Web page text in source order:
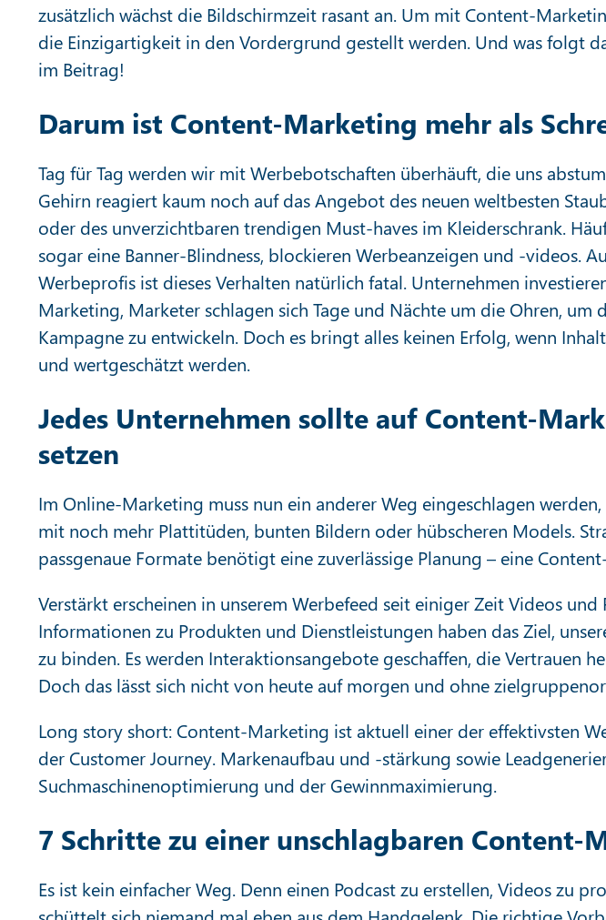
zusätzlich wächst die Bildschirmzeit rasant an. Um mit Content-
die Einzigartigkeit in den Vordergrund gestellt werden. Und was folgt
im Beitrag!
Darum ist Content-Marketing mehr als
Tag für Tag werden wir mit Werbebotschaften überhäuft, die uns
Gehirn reagiert kaum noch auf das Angebot des neuen weltbesten
oder des unverzichtbaren trendigen Must-haves im Kleiderschrank.
sogar eine Banner-Blindness, blockieren Werbeanzeigen und -videos.
Werbeprofis ist dieses Verhalten natürlich fatal. Unternehmen
Marketing, Marketer schlagen sich Tage und Nächte um die Ohren, um
Kampagne zu entwickeln. Doch es bringt alles keinen Erfolg, wenn
und wertgeschätzt werden.
Jedes Unternehmen sollte auf Content-
setzen
Im Online-Marketing muss nun ein anderer Weg eingeschlagen
mit noch mehr Plattitüden, bunten Bildern oder hübscheren Models.
passgenaue Formate benötigt eine zuverlässige Planung – eine
Verstärkt erscheinen in unserem Werbefeed seit einiger Zeit Videos
Informationen zu Produkten und Dienstleistungen haben das Ziel,
zu binden. Es werden Interaktionsangebote geschaffen, die Vertrauen
Doch das lässt sich nicht von heute auf morgen und ohne
Long story short: Content-Marketing ist aktuell einer der effektivsten
der Customer Journey. Markenaufbau und -stärkung sowie
Suchmaschinenoptimierung und der Gewinnmaximierung.
7 Schritte zu einer unschlagbaren Content-
Es ist kein einfacher Weg. Denn einen Podcast zu erstellen, Videos zu